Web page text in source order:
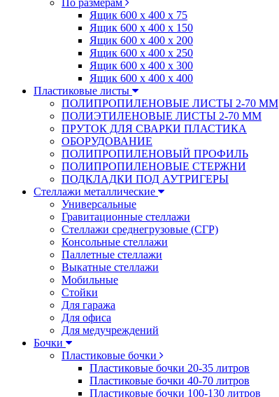
По размерам
Ящик 600 х 400 х 75
Ящик 600 х 400 х 150
Ящик 600 х 400 х 200
Ящик 600 х 400 х 250
Ящик 600 х 400 х 300
Ящик 600 х 400 х 400
Пластиковые листы
ПОЛИПРОПИЛЕНОВЫЕ ЛИСТЫ 2-70 ММ
ПОЛИЭТИЛЕНОВЫЕ ЛИСТЫ 2-70 ММ
ПРУТОК ДЛЯ СВАРКИ ПЛАСТИКА
ОБОРУДОВАНИЕ
ПОЛИПРОПИЛЕНОВЫЙ ПРОФИЛЬ
ПОЛИПРОПИЛЕНОВЫЕ СТЕРЖНИ
ПОДКЛАДКИ ПОД АУТРИГЕРЫ
Стеллажи металлические
Универсальные
Гравитационные стеллажи
Стеллажи среднегрузовые (СГР)
Консольные стеллажи
Паллетные стеллажи
Выкатные стеллажи
Мобильные
Стойки
Для гаража
Для офиса
Для медучреждений
Бочки
Пластиковые бочки
Пластиковые бочки 20-35 литров
Пластиковые бочки 40-70 литров
Пластиковые бочки 100-130 литров